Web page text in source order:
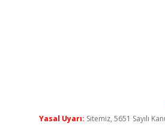
Yasal Uyarı: Sitemiz, 5651 Sayılı